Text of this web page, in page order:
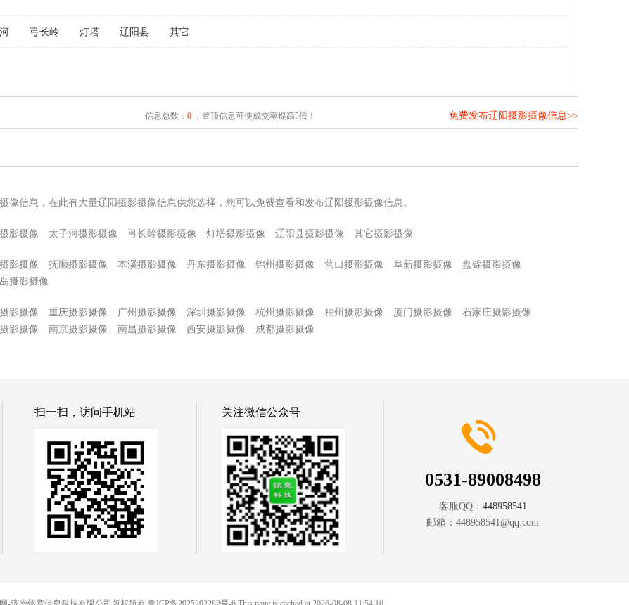
弓长岭 灯塔 辽阳县 其它
信息总数： 0，置顶信息可使成交率提高5倍！ 免费发布辽阳摄影摄像信息>>
像信息，在此有大量辽阳摄影摄像信息供您选择，您可以免费查看和发布辽阳摄影摄像信息。
影摄像 太子河摄影摄像 弓长岭摄影摄像 灯塔摄影摄像 辽阳县摄影摄像 其它摄影摄像
影摄像 抚顺摄影摄像 本溪摄影摄像 丹东摄影摄像 锦州摄影摄像 营口摄影摄像 阜新摄影摄像
盘锦摄影摄像
摄影摄像
影摄像 重庆摄影摄像 广州摄影摄像 深圳摄影摄像 杭州摄影摄像 福州摄影摄像 厦门摄影摄像
石家庄摄影摄像
影摄像 南京摄影摄像 南昌摄影摄像 西安摄影摄像 成都摄影摄像
扫一扫，访问手机站 关注微信公众号
0531-89008498
客服QQ： 448958541
邮箱： 448958541@qq.com